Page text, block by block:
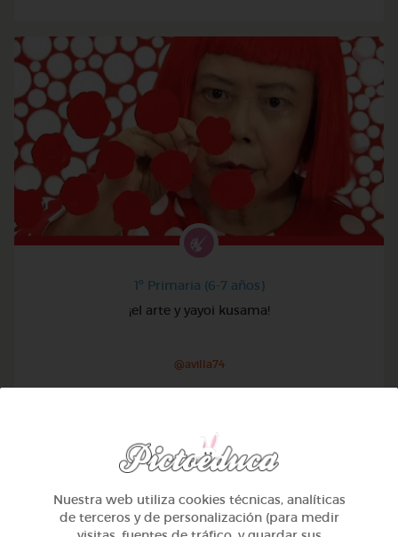
1º Primaria (6-7 años)
¡el arte y yayoi kusama!
@avilla74
Nuestra web utiliza cookies técnicas, analíticas
de terceros y de personalización (para medir